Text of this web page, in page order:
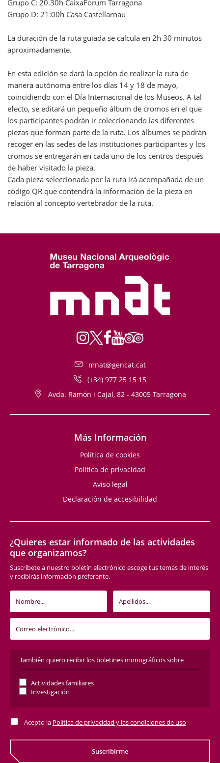
Grupo C: 20.30h CaixaForum Tarragona
Grupo D: 21:00h Casa Castellarnau
La duración de la ruta guiada se calcula en 2h 30 minutos
aproximadamente.
En esta edición se dará la opción de realizar la ruta de
manera autónoma entre los días 14 y 18 de mayo,
coincidiendo con el Día Internacional de los Museos. A tal
efecto, se editará un pequeño álbum de cromos en el que
los participantes podrán ir coleccionando las diferentes
piezas que forman parte de la ruta. Los álbumes se podrán
recoger en las sedes de las instituciones participantes y los
cromos se entregarán en cada uno de los centros después
de haber visitado la pieza.
Cada pieza seleccionada por la ruta irá acompañada de un
código QR que contendrá la información de la pieza en
relación al concepto vertebrador de la ruta.
mnat@gencat.cat
(+34) 977 25 15 15
Avda. Ramón i Cajal, 82 - 43005 Tarragona
Más Información
Política de cookies
Política de privacidad
Aviso legal
Declaración de accesibilidad
¿Quieres estar informado de las actividades
que organizamos?
Suscríbete a nuestro boletín electrónico escoge tus temas de interés
y recibirás información preferente.
También quiero recibir los boletines monográficos sobre
Actividades familiares
Investigación
Acepto la Política de privacidad y las condiciones de uso
Suscribirme